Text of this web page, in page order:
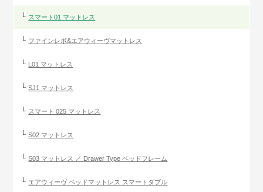
スマート01 マットレス
ファインレボ&エアウィーヴマットレス
L01 マットレス
SJ1 マットレス
スマート 025 マットレス
S02 マットレス
S03 マットレス ／ Drawer Type ベッドフレーム
エアウィーヴ ベッドマットレス スマートダブル